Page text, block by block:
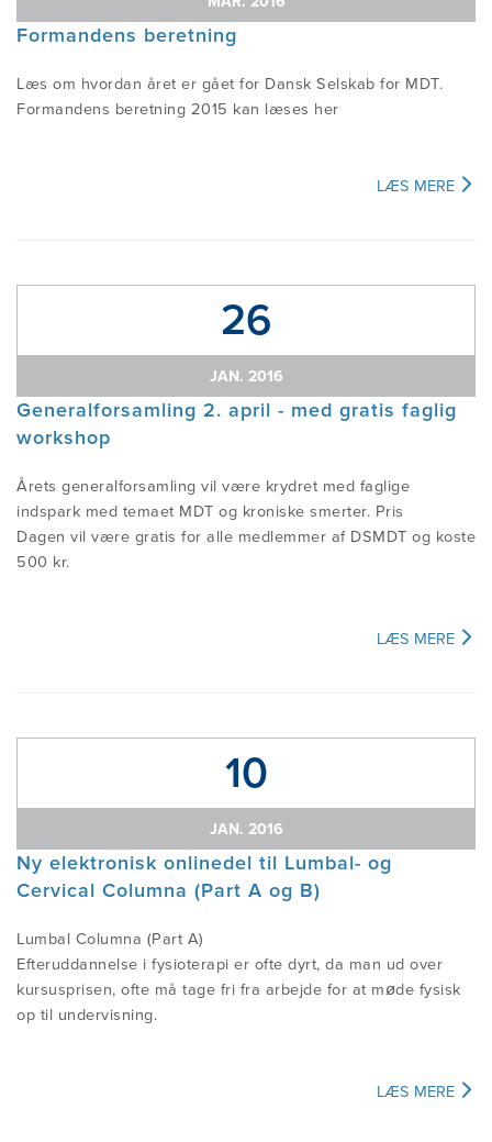
Formandens beretning
Læs om hvordan året er gået for Dansk Selskab for MDT.
Formandens beretning 2015 kan læses her
LÆS MERE
26
JAN. 2016
Generalforsamling 2. april - med gratis faglig
workshop
Årets generalforsamling vil være krydret med faglige
indspark med temaet MDT og kroniske smerter. Pris
Dagen vil være gratis for alle medlemmer af DSMDT og koste
500 kr.
LÆS MERE
10
JAN. 2016
Ny elektronisk onlinedel til Lumbal- og
Cervical Columna (Part A og B)
Lumbal Columna (Part A)
Efteruddannelse i fysioterapi er ofte dyrt, da man ud over
kursusprisen, ofte må tage fri fra arbejde for at møde fysisk
op til undervisning.
LÆS MERE